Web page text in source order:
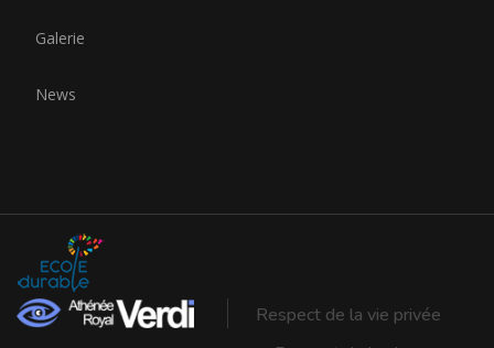
Galerie
News
Respect de la vie privée